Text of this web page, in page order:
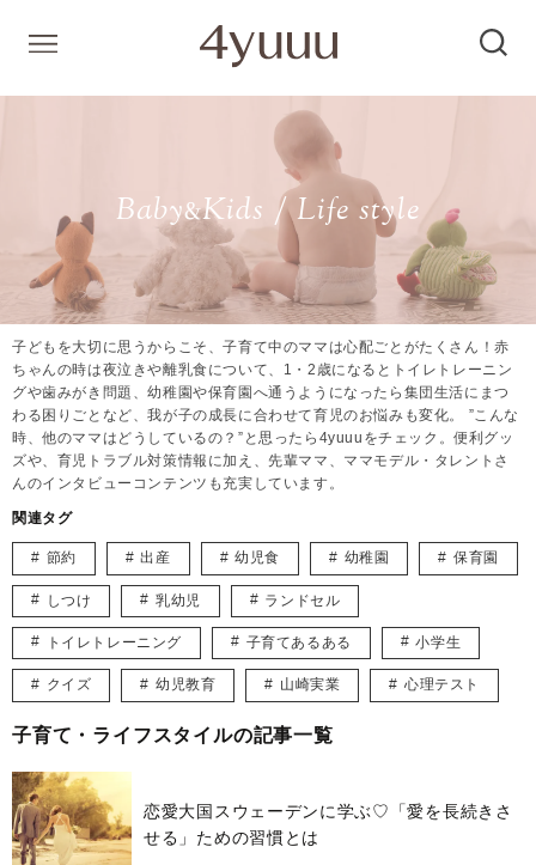
Baby&Kids / Life style
子どもを大切に思うからこそ、子育て中のママは心配ごとがたくさん！赤
ちゃんの時は夜泣きや離乳食について、1・2歳になるとトイレトレーニン
グや歯みがき問題、幼稚園や保育園へ通うようになったら集団生活にまつ
わる困りごとなど、我が子の成長に合わせて育児のお悩みも変化。 ”こんな
時、他のママはどうしているの？”と思ったら4yuuuをチェック。便利グッ
ズや、育児トラブル対策情報に加え、先輩ママ、ママモデル・タレントさ
んのインタビューコンテンツも充実しています。
関連タグ
節約 出産 幼児食 幼稚園 保育園
しつけ 乳幼児 ランドセル
トイレトレーニング 子育てあるある 小学生
クイズ 幼児教育 山崎実業 心理テスト
子育て・ライフスタイルの記事一覧
恋愛大国スウェーデンに学ぶ♡「愛を長続きさ
せる」ための習慣とは